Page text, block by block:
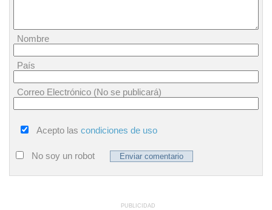
Nombre
País
Correo Electrónico (No se publicará)
Acepto las condiciones de uso
No soy un robot
PUBLICIDAD